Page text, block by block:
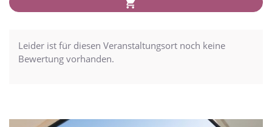
Leider ist für diesen Veranstaltungsort noch keine
Bewertung vorhanden.